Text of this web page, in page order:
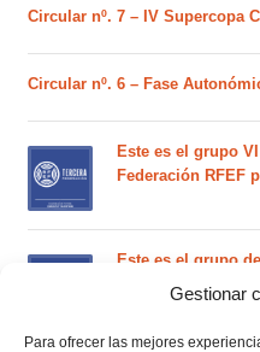
Gestionar
Para ofrecer las mejores
Circular nº. 7 – IV Supercopa
Circular nº. 6 – Fase
Este es el grupo
Federación RFEF
Este es el grupo
fútbol sala de la